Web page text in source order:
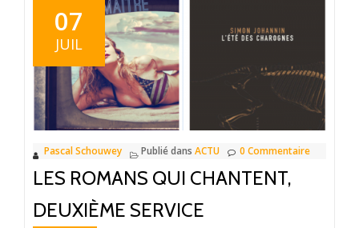
pour
Option
Musique
07
JUIL
Pascal Schouwey Publié dans ACTU 0 Commentaire
LES ROMANS QUI CHANTENT,
DEUXIÈME SERVICE